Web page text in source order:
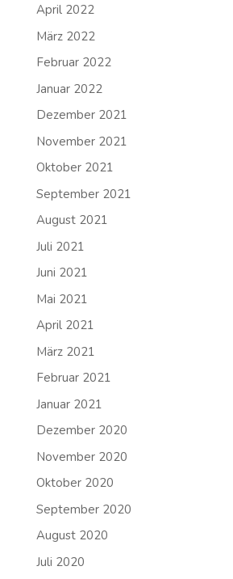
April 2022
März 2022
Februar 2022
Januar 2022
Dezember 2021
November 2021
Oktober 2021
September 2021
August 2021
Juli 2021
Juni 2021
Mai 2021
April 2021
März 2021
Februar 2021
Januar 2021
Dezember 2020
November 2020
Oktober 2020
September 2020
August 2020
Juli 2020